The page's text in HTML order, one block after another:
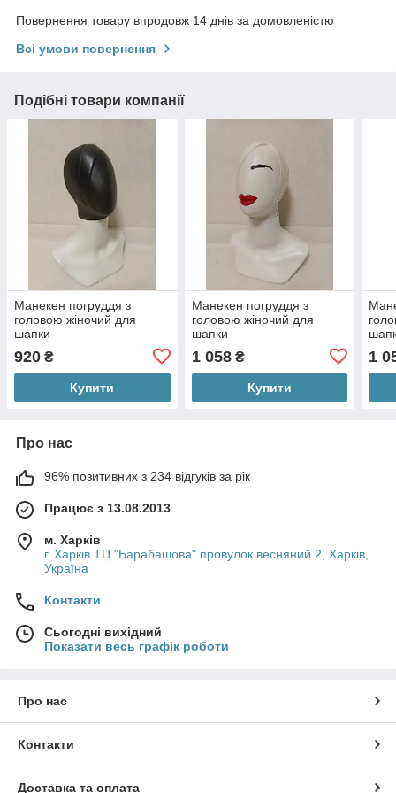
Повернення товару впродовж 14 днів за домовленістю
Всі умови повернення
Подібні товари компанії
Манекен погруддя з
головою жіночий для
шапки
920 ₴
Купити
Манекен погруддя з
головою жіночий для
шапки
1 058₴
Купити
1
Про нас
96% позитивних з 234 відгуків за рік
Працює з 13.08.2013
м. Харків
г. Харків.ТЦ "Барабашова" провулок весняний 2, Харків,
Україна
Контакти
Сьогодні вихідний
Показати весь графік роботи
Про нас
Контакти
Доставка та оплата